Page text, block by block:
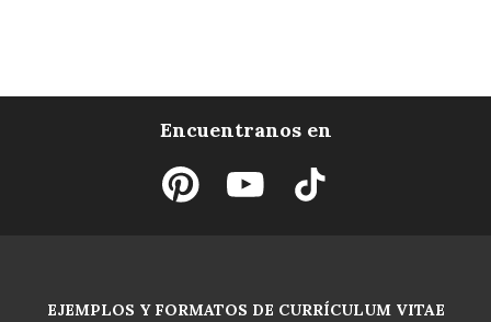
Encuentranos en
EJEMPLOS Y FORMATOS DE CURRÍCULUM VITAE